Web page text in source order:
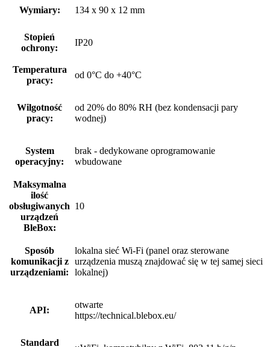
Wymiary: 134 x 90 x 12 mm
Stopień
ochrony:
IP20
Temperatura
pracy:
od 0°C do +40°C
Wilgotność
pracy:
od 20% do 80% RH (bez kondensacji pary
wodnej)
System
operacyjny:
brak - dedykowane oprogramowanie
wbudowane
Maksymalna
ilość
obsługiwanych
urządzeń
BleBox:
10
Sposób
komunikacji z
urządzeniami:
lokalna sieć Wi-Fi (panel oraz sterowane
urządzenia muszą znajdować się w tej samej sieci
lokalnej)
API:
otwarte
https://technical.blebox.eu/
Standard